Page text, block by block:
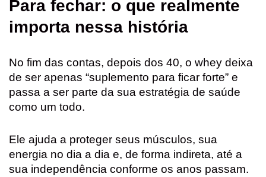
Para fechar: o que realmente
importa nessa história
No fim das contas, depois dos 40, o whey deixa
de ser apenas “suplemento para ficar forte” e
passa a ser parte da sua estratégia de saúde
como um todo.
Ele ajuda a proteger seus músculos, sua
energia no dia a dia e, de forma indireta, até a
sua independência conforme os anos passam.